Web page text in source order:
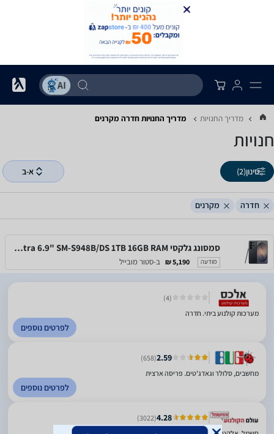
מדריך החנויות מדריך החנויות ‏חדרה ‏מקרנים
חנויות
סינון(2) א-ב
חדרה מקרנים
סמסונג גלקסי Samsung Galaxy S26 Ultra 6.9" SM-S948B/DS 1TB 16GB RAM
מודעה 5,190 ₪ ב-סטור מובייל
(4)
מערכות קולנוע ביתי. חדרה
לפרטים נוספים
2.59
(658)
מחשבים, סלולר וגאדג'טים. פריסה ארצית
לפרטים נוספים
4.28
(3022)